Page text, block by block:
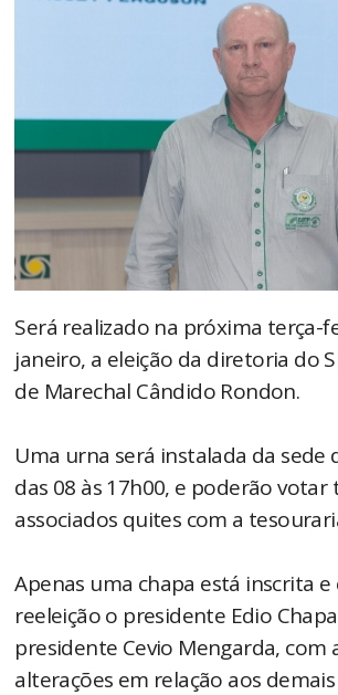
Será realizado na próxima terça-
janeiro, a eleição da diretoria do
de Marechal Cândido Rondon.
Uma urna será instalada da sede
das 08 às 17h00, e poderão votar
associados quites com a
Apenas uma chapa está inscrita
reeleição o presidente Edio
presidente Cevio Mengarda, com
alterações em relação aos